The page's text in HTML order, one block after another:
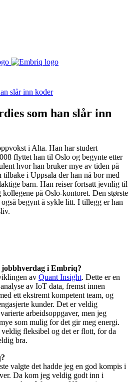
slår inn koder
som han slår inn
i Alta. Han har studert
flyttet han til Oslo og begynte etter
hvor han bruker mye av tiden på
i Uppsala der han nå bor med
barn. Han reiser fortsatt jevnlig til
på Oslo-kontoret. Den største
begynt å sykle litt. I tillegg er han
i Embriq?
av Quant Insight. Dette er en
av IoT data, fremst innen
ett ekstremt kompetent team, og
kunder. Det er veldig
arbeidsoppgaver, men jeg
som mulig for det gir meg energi.
fleksibel og det er flott, for da
bra.
valgte det hadde jeg en god kompis i
Da kom jeg veldig godt inn i